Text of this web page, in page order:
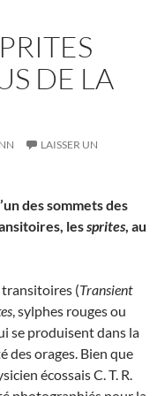
DE LA
LAISSER UN
des sommets des
lessprites, au
(Transient
, sylphes rouges ou
se produisent dans la
des orages. Bien que
écossais C. T. R.